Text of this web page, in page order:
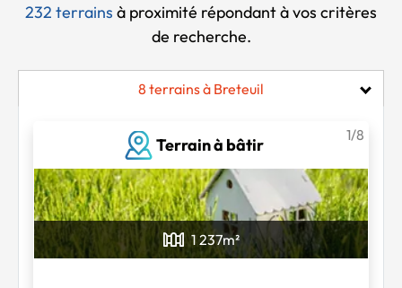
232 terrains à proximité répondant à vos critères
de recherche.
8 terrains à Breteuil
Terrain à bâtir
1/8
1 237m²